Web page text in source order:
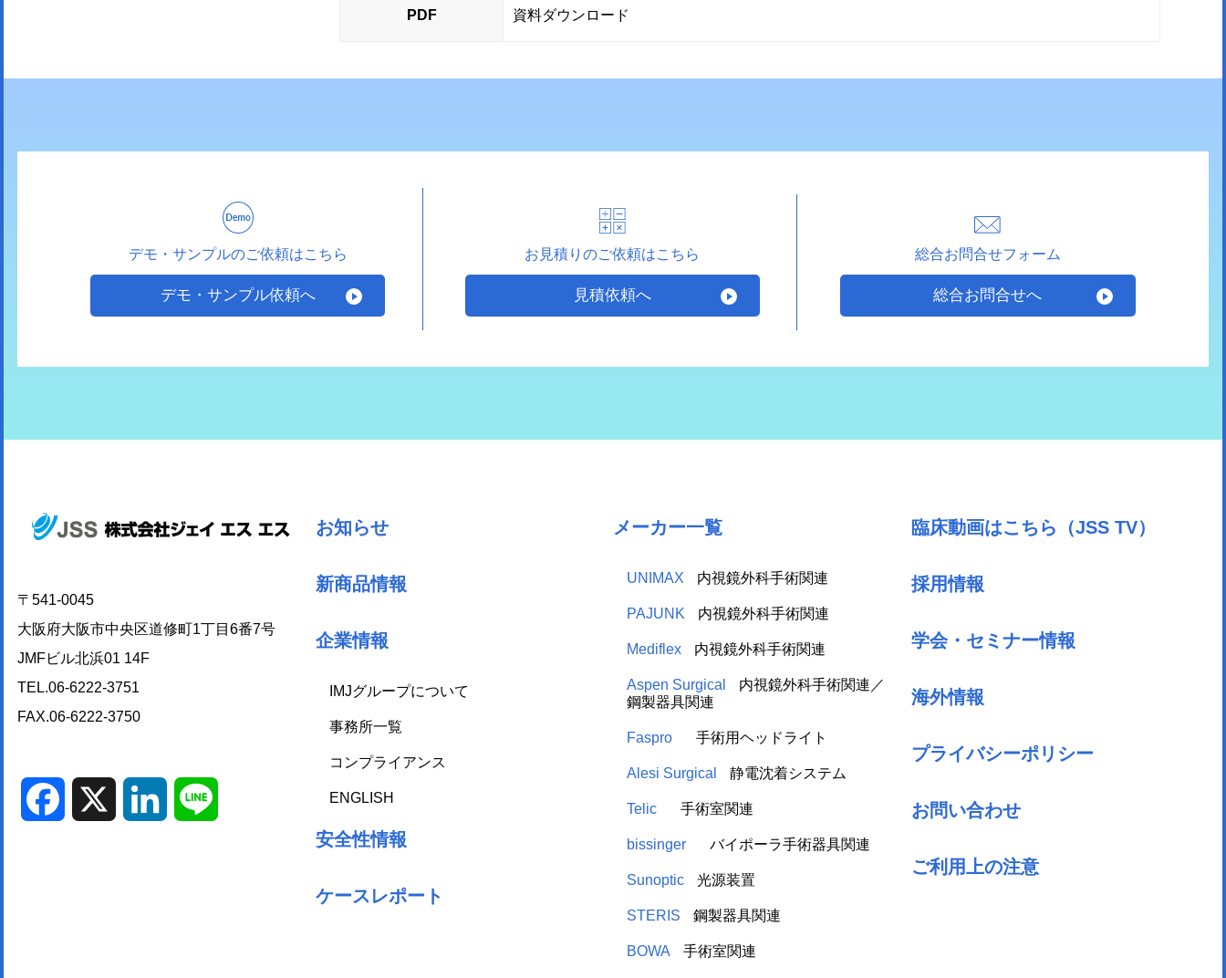
PDF 資料ダウンロード
デモ・サンプルのご依頼はこちら
デモ・サンプル依頼へ
お見積りのご依頼はこちら
見積依頼へ
総合お問合せフォーム
総合お問合せへ
〒541-0045
大阪府大阪市中央区道修町1丁目6番7号
JMFビル北浜01 14F
TEL.06-6222-3751
FAX.06-6222-3750
Facebook LinkedIn
お知らせ
新商品情報
企業情報
IMJグループについて
事務所一覧
コンプライアンス
ENGLISH
安全性情報
ケースレポート
メーカー一覧
UNIMAX 内視鏡外科手術関連
PAJUNK 内視鏡外科手術関連
Mediflex 内視鏡外科手術関連
Aspen Surgical
内視鏡外科手術関連／
鋼製器具関連
Faspro 手術用ヘッドライト
Alesi Surgical 静電沈着システム
Telic 手術室関連
bissinger バイポーラ手術器具関連
Sunoptic 光源装置
STERIS 鋼製器具関連
BOWA 手術室関連
臨床動画はこちら（JSS TV）
採用情報
学会・セミナー情報
海外情報
プライバシーポリシー
お問い合わせ
ご利用上の注意